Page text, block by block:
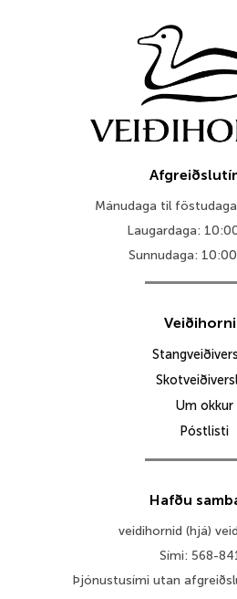
Mánudaga til
Laugardaga:
Sunnudaga:
Um okkur
Póstlisti
Hafðu
veidihornid (hjá)
Sími: 568-
Þjónustusími utan